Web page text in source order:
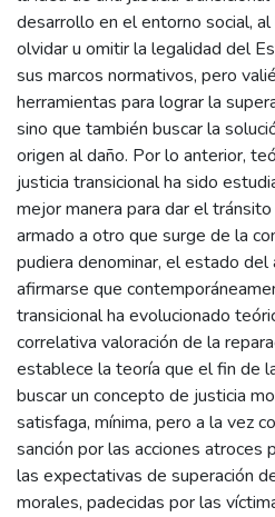
desarrollo en el entorno social,
olvidar u omitir la legalidad del
sus marcos normativos, pero
herramientas para lograr la
sino que también buscar la
origen al daño. Por lo anterior,
justicia transicional ha sido
mejor manera para dar el
armado a otro que surge de la
pudiera denominar, el estado
afirmarse que
transicional ha evolucionado
correlativa valoración de la
establece la teoría que el fin de
buscar un concepto de justicia
satisfaga, mínima, pero a la vez
sanción por las acciones atroces
las expectativas de superación
morales, padecidas por las